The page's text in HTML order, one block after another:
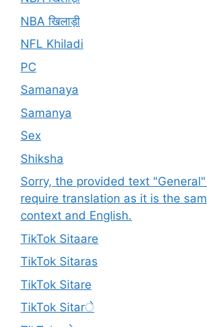
NBA खिलाड़ी
NFL Khiladi
PC
Samanaya
Samanya
Sex
Shiksha
Sorry, the provided text
require translation as it is the
context and English.
TikTok Sitaare
TikTok Sitaras
TikTok Sitare
TikTok Sitarे